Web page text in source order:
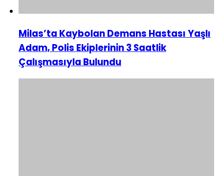
Milas’ta Kaybolan Demans Hastası Yaşlı
Adam, Polis Ekiplerinin 3 Saatlik
Çalışmasıyla Bulundu